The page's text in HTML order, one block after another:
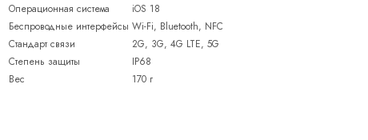
Операционная система
iOS 18
Беспроводные интерфейсы Wi-Fi, Bluetooth, NFC
Стандарт связи
2G, 3G, 4G LTE, 5G
Степень защиты
IP68
Вес
170 г